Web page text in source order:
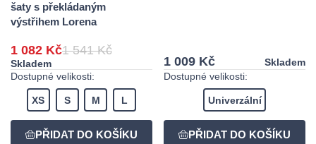
šaty s překládaným
výstřihem Lorena
1 082 Kč1 541 Kč
Skladem
Dostupné velikosti:
XS S M L
1 009 Kč
Skladem
Dostupné velikosti:
Univerzální